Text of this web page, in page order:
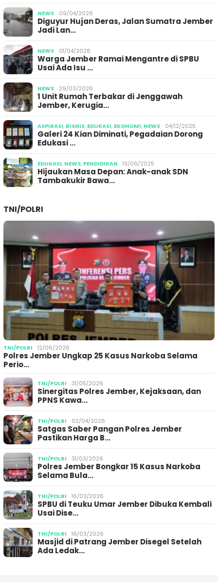
NEWS 09/04/2026
Diguyur Hujan Deras, Jalan Sumatra Jember
Jadi Lan…
NEWS 01/04/2026
Warga Jember Ramai Mengantre di SPBU
Usai Ada Isu …
NEWS 29/03/2026
1 Unit Rumah Terbakar di Jenggawah
Jember, Kerugia…
ASPIRASI, BISNIS, EDUKASI, EKONOMI, NEWS 04/12/2025
Galeri 24 Kian Diminati, Pegadaian Dorong
Edukasi …
EDUKASI, NEWS, PENDIDIKAN 13/06/2025
Hijaukan Masa Depan: Anak-anak SDN
Tambakukir Bawa…
TNI/POLRI
TNI/POLRI 12/06/2026
Polres Jember Ungkap 25 Kasus Narkoba Selama
Perio…
TNI/POLRI 31/05/2026
Sinergitas Polres Jember, Kejaksaan, dan
PPNS Kawa…
TNI/POLRI 02/04/2026
Satgas Saber Pangan Polres Jember
Pastikan Harga B…
TNI/POLRI 31/03/2026
Polres Jember Bongkar 15 Kasus Narkoba
Selama Bula…
TNI/POLRI 16/03/2026
SPBU di Teuku Umar Jember Dibuka Kembali
Usai Dise…
TNI/POLRI 16/03/2026
Masjid di Patrang Jember Disegel Setelah
Ada Ledak…